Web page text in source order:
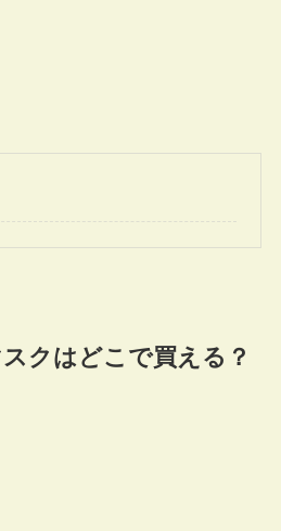
クはどこで買える？